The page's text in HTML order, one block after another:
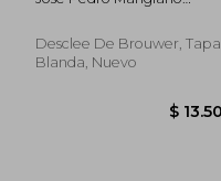
Desclee De Brouwer, Tapa
Blanda, Nuevo